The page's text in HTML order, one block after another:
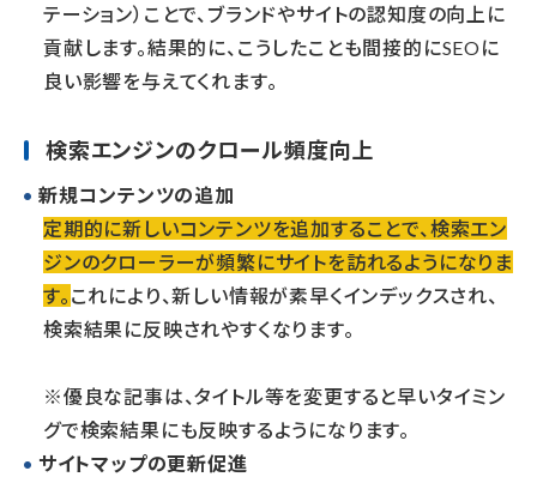
テーション）ことで、ブランドやサイトの認知度の向上に
貢献します。結果的に、こうしたことも間接的にSEOに
良い影響を与えてくれます。
検索エンジンのクロール頻度向上
新規コンテンツの追加
定期的に新しいコンテンツを追加することで、検索エン
ジンのクローラーが頻繁にサイトを訪れるようになりま
す。 これにより、新しい情報が素早くインデックスされ、
検索結果に反映されやすくなります。
※優良な記事は、タイトル等を変更すると早いタイミン
グで検索結果にも反映するようになります。
サイトマップの更新促進